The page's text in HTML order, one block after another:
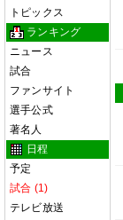
トピックス
ランキング
ニュース
試合
ファンサイト
選手公式
著名人
日程
予定
試合 (1)
テレビ放送